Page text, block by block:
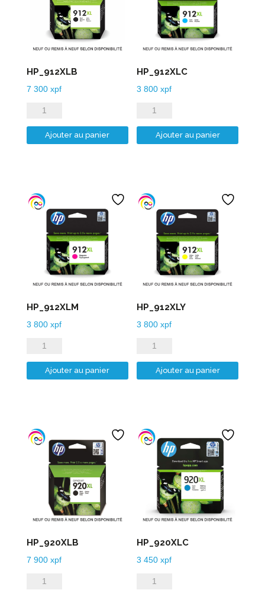
HP_912XLB
7 300 xpf
quantité
de
HP_912XLB
Ajouter au panier
HP_912XLC
3 800xpf
quantité
de
HP_912XLC
Ajouter au panier
HP_912XLM
3 800 xpf
quantité
de
HP_912XLM
Ajouter au panier
HP_912XLY
3 800xpf
quantité
de
HP_912XLY
Ajouter au panier
HP_920XLB
7 900 xpf
quantité
HP_920XLC
3 450xpf
quantité